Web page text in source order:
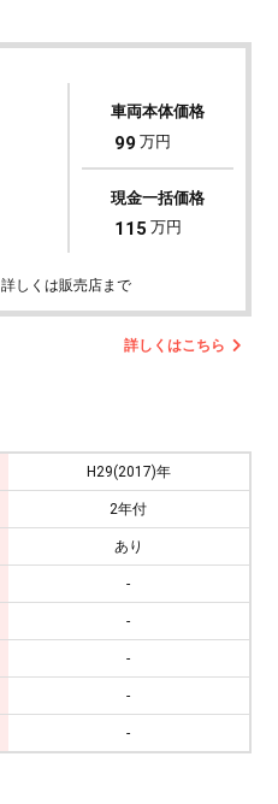
車両本体価格
99 万円
現金一括価格
115 万円
詳しくは販売店まで
詳しくはこちら
H29(2017)年
2年付
あり
-
-
-
-
-